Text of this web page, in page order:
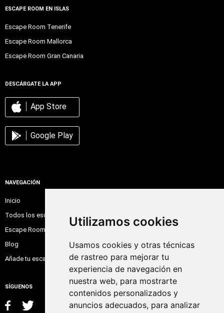
Utilizamos cookies
Usamos cookies y otras técnicas
de rastreo para mejorar tu
experiencia de navegación en
nuestra web, para mostrarte
contenidos personalizados y
anuncios adecuados, para analizar
ESCAPE ROOM EN ISLAS
Escape Room Tenerife
Escape Room Mallorca
Escape Room Gran Canaria
DESCÁRGATE LA APP
App Store
Google Play
NAVEGACIÓN
Inicio
Todos los escape room
Escape Room Online
Blog
Añade tu escape room
SÍGUENOS